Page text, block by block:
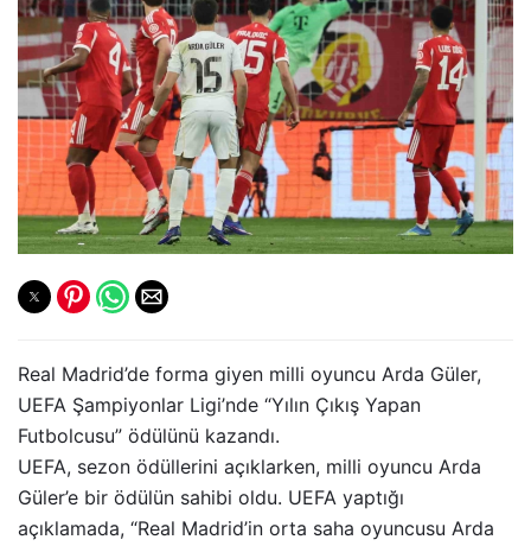
Real Madrid’de forma giyen milli oyuncu Arda Güler,
UEFA Şampiyonlar Ligi’nde “Yılın Çıkış Yapan
Futbolcusu” ödülünü kazandı.
UEFA, sezon ödüllerini açıklarken, milli oyuncu Arda
Güler’e bir ödülün sahibi oldu. UEFA yaptığı
açıklamada, “Real Madrid’in orta saha oyuncusu Arda